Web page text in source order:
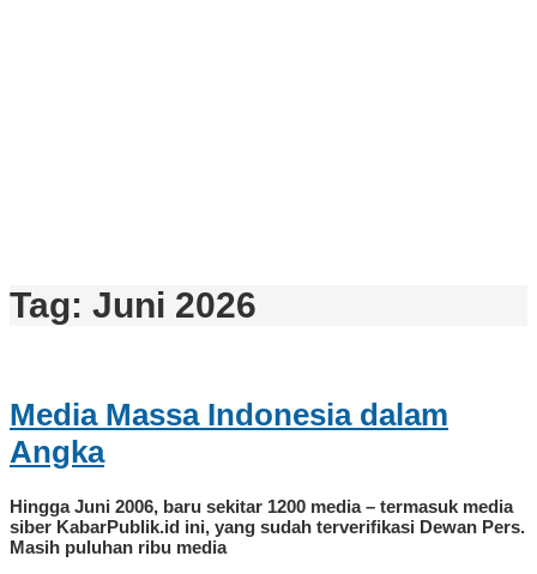
Tag: Juni 2026
Media Massa Indonesia dalam
Angka
Hingga Juni 2006, baru sekitar 1200 media – termasuk media
siber KabarPublik.id ini, yang sudah terverifikasi Dewan Pers.
Masih puluhan ribu media